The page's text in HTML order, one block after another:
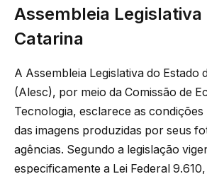
Assembleia Legislativa
Catarina
A Assembleia Legislativa do Estado
(Alesc), por meio da Comissão de
Tecnologia, esclarece as
das imagens produzidas por seus
agências. Segundo a legislação
especificamente a Lei Federal